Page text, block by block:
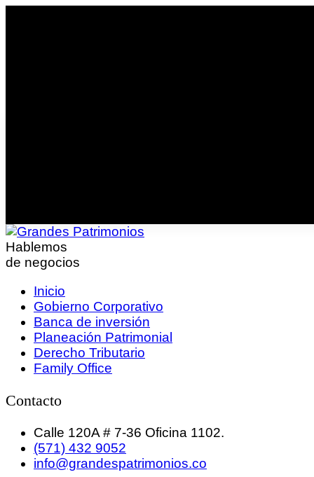
Hablemos
de negocios
Inicio
Gobierno Corporativo
Banca de inversión
Planeación Patrimonial
Derecho Tributario
Family Office
Contacto
Calle 120A # 7-36 Oficina 1102.
(571) 432 9052
info@grandespatrimonios.co